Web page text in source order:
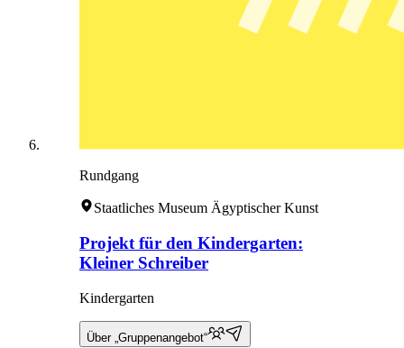
Rundgang
Staatliches Museum Ägyptischer Kunst
Projekt für den Kindergarten:
Kleiner Schreiber
Kindergarten
Über „Gruppenangebot“